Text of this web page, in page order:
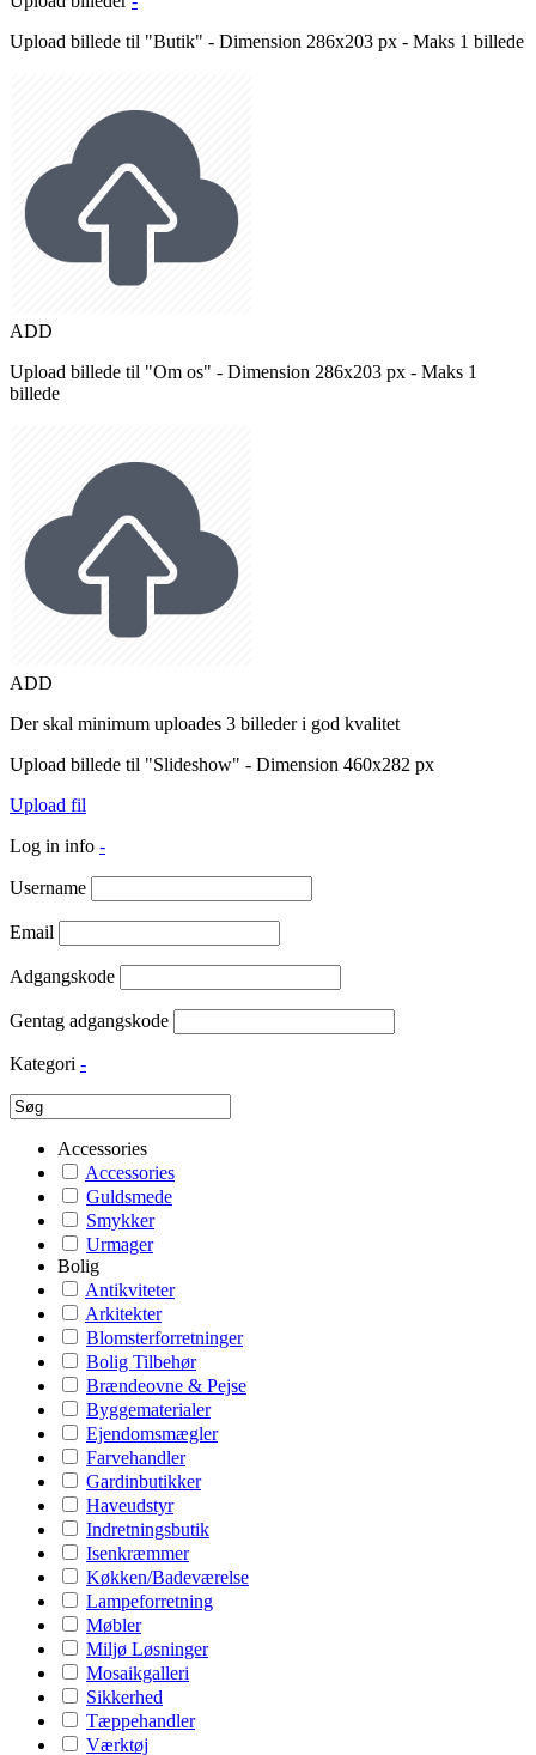
Upload billede til "Butik" - Dimension 286x203 px - Maks 1 billede
ADD
Upload billede til "Om os" - Dimension 286x203 px - Maks 1
billede
ADD
Der skal minimum uploades 3 billeder i god kvalitet
Upload billede til "Slideshow" - Dimension 460x282 px
Upload fil
Log in info -
Username
Email
Adgangskode
Gentag adgangskode
Kategori -
Accessories
Accessories
Guldsmede
Smykker
Urmager
Bolig
Antikviteter
Arkitekter
Blomsterforretninger
Bolig Tilbehør
Brændeovne & Pejse
Byggematerialer
Ejendomsmægler
Farvehandler
Gardinbutikker
Haveudstyr
Indretningsbutik
Isenkræmmer
Køkken/Badeværelse
Lampeforretning
Møbler
Miljø Løsninger
Mosaikgalleri
Sikkerhed
Tæppehandler
Værktøj